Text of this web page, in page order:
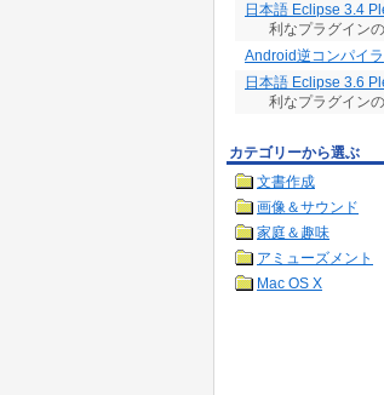
日本語 Eclipse 3.4
利なプラグイン
Android逆コンパイラ
日本語 Eclipse 3.6
利なプラグイン
カテゴリーから選ぶ
文書作成
画像＆サウンド
家庭＆趣味
アミューズメント
Mac OS X